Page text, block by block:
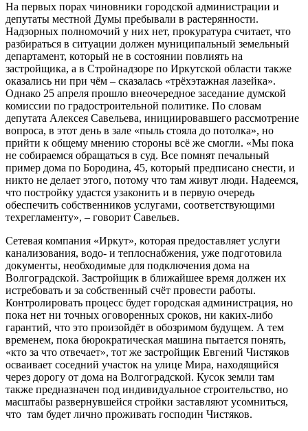
На первых порах чиновники городской администрации и
депутаты местной Думы пребывали в растерянности.
Надзорных полномочий у них нет, прокуратура считает, что
разбираться в ситуации должен муниципальный земельный
департамент, который не в состоянии повлиять на
застройщика, а в Стройнадзоре по Иркутской области также
оказались ни при чём – сказалась «трёхэтажная лазейка».
Однако 25 апреля прошло внеочередное заседание думской
комиссии по градостроительной политике. По словам
депутата Алексея Савельева, инициировавшего рассмотрение
вопроса, в этот день в зале «пыль стояла до потолка», но
прийти к общему мнению стороны всё же смогли. «Мы пока
не собираемся обращаться в суд. Все помнят печальный
пример дома по Бородина, 45, который предписано снести, и
никто не делает этого, потому что там живут люди. Надеемся,
что постройку удастся узаконить и в первую очередь
обеспечить собственников услугами, соответствующими
техрегламенту», – говорит Савельев.
Сетевая компания «Иркут», которая предоставляет услуги
канализования, водо- и теплоснабжения, уже подготовила
документы, необходимые для подключения дома на
Волгоградской. Застройщик в ближайшее время должен их
истребовать и за собственный счёт провести работы.
Контролировать процесс будет городская администрация, но
пока нет ни точных оговоренных сроков, ни каких-либо
гарантий, что это произойдёт в обозримом будущем. А тем
временем, пока бюрократическая машина пытается понять,
«кто за что отвечает», тот же застройщик Евгений Чистяков
осваивает соседний участок на улице Мира, находящийся
через дорогу от дома на Волгоградской. Кусок земли там
также предназначен под индивидуальное строительство, но
масштабы развернувшейся стройки заставляют усомниться,
что там будет лично проживать господин Чистяков.